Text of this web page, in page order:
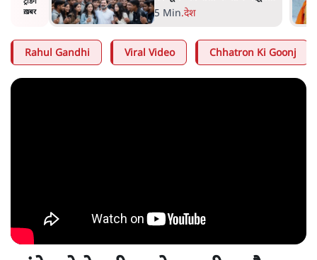
ट्रेंडिंग
ख़बर
अकाली दल गठबंधन की अटकलें
6 Min.पंजाब
Rahul Gandhi Viral Video Chhatron Ki Goonj